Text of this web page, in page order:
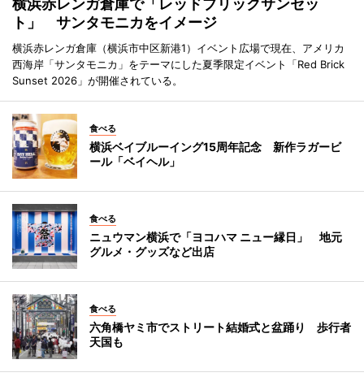
横浜赤レンガ倉庫で「レッドブリックサンセッ
ト」 サンタモニカをイメージ
横浜赤レンガ倉庫（横浜市中区新港1）イベント広場で現在、アメリカ
西海岸「サンタモニカ」をテーマにした夏季限定イベント「Red Brick
Sunset 2026」が開催されている。
食べる
横浜ベイブルーイング15周年記念 新作ラガービ
ール「ベイヘル」
食べる
ニュウマン横浜で「ヨコハマ ニュー縁日」 地元
グルメ・グッズなど出店
食べる
六角橋ヤミ市でストリート結婚式と盆踊り 歩行者
天国も